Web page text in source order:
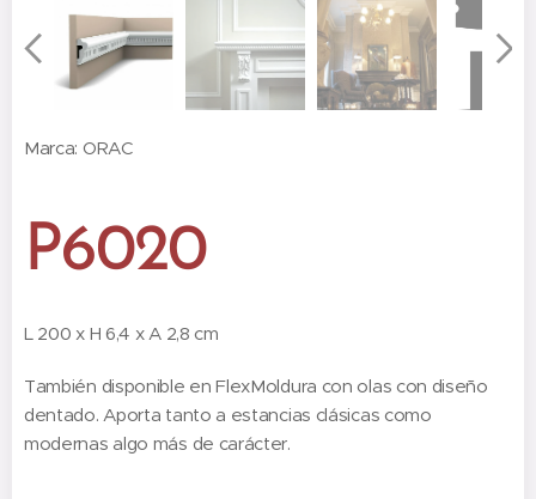
Marca: ORAC
P6020
L 200 x H 6,4 x A 2,8 cm
También disponible en FlexMoldura con olas con diseño
dentado. Aporta tanto a estancias clásicas como
modernas algo más de carácter.